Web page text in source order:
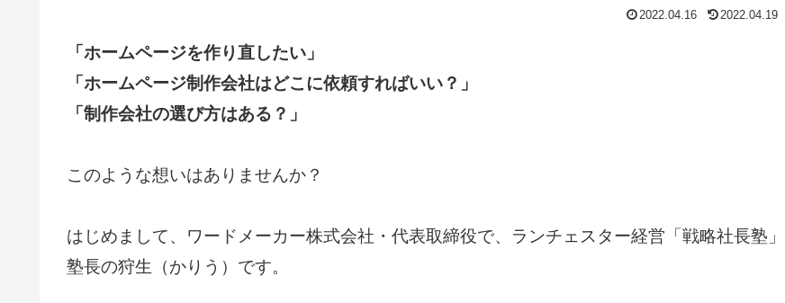
2022.04.16 2022.04.19
「ホームページを作り直したい」
「ホームページ制作会社はどこに依頼すればいい？」
「制作会社の選び方はある？」
このような想いはありませんか？
はじめまして、ワードメーカー株式会社・代表取締役で、ランチェスター経営「戦略社長塾」
塾長の狩生（かりう）です。